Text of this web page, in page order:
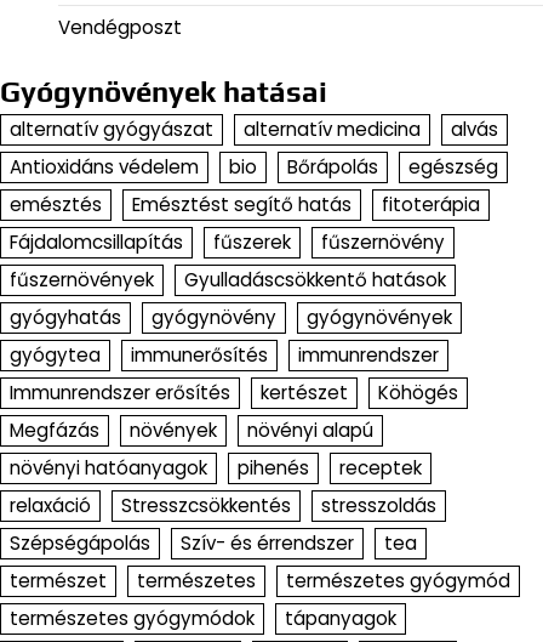
Vendégposzt
Gyógynövények hatásai
alternatív gyógyászat alternatív medicina
alvás
Antioxidáns védelem
bio Bőrápolás
egészség
emésztés
Emésztést segítő hatás
fitoterápia
Fájdalomcsillapítás
fűszerek
fűszernövény
fűszernövények
Gyulladáscsökkentő hatások
gyógyhatás
gyógynövény
gyógynövények
gyógytea
immunerősítés
immunrendszer
Immunrendszer erősítés
kertészet
Köhögés
Megfázás
növények
növényi alapú
növényi hatóanyagok
pihenés
receptek
relaxáció
Stresszcsökkentés
stresszoldás
Szépségápolás
Szív- és érrendszer
tea
természet
természetes
természetes gyógymód
természetes gyógymódok
tápanyagok